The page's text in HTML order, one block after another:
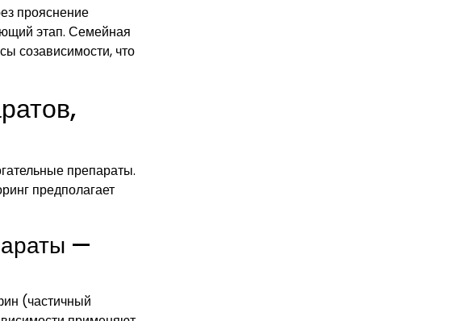
прояснение
этап. Семейная
созависимости, что
препараты.
предполагает
—
(частичный